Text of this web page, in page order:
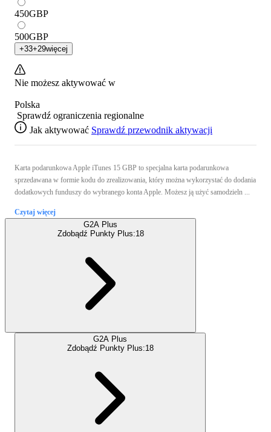
450GBP
500GBP
+33+29więcej
Nie możesz aktywować w
Polska
Sprawdź ograniczenia regionalne
Jak aktywować Sprawdź przewodnik aktywacji
Karta podarunkowa Apple iTunes 15 GBP to specjalna karta podarunkowa
sprzedawana w formie kodu do zrealizowania, który można wykorzystać do dodania
dodatkowych funduszy do wybranego konta Apple. Możesz ją użyć samodzieln ...
Czytaj więcej
G2A Plus
Zdobądź Punkty Plus:18
G2A Plus
Zdobądź Punkty Plus:18